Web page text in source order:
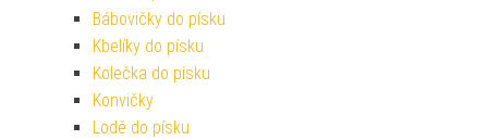
Bábovičky do písku
Kbelíky do písku
Kolečka do písku
Konvičky
Lodě do písku